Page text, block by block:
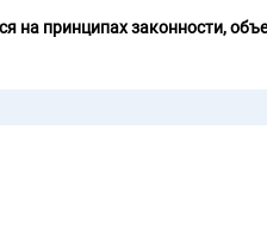
на принципах законности,